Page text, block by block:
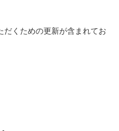
だくための更新が含まれてお